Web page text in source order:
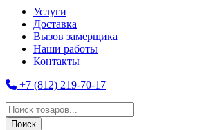
Услуги
Доставка
Вызов замерщика
Наши работы
Контакты
+7 (812) 219-70-17
Поиск
товаров
Поиск